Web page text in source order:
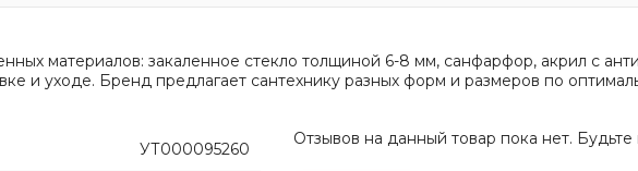
материалов: закаленное стекло толщиной 6-8 мм, санфарфор, акрил с
и уходе. Бренд предлагает сантехнику разных форм и размеров по
УТ000095260
Отзывов на данный товар пока нет. Будьте